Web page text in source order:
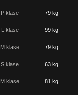
P klase 79 kg
L klase 99 kg
M klase 79 kg
S klase 63 kg
M klase 81 kg